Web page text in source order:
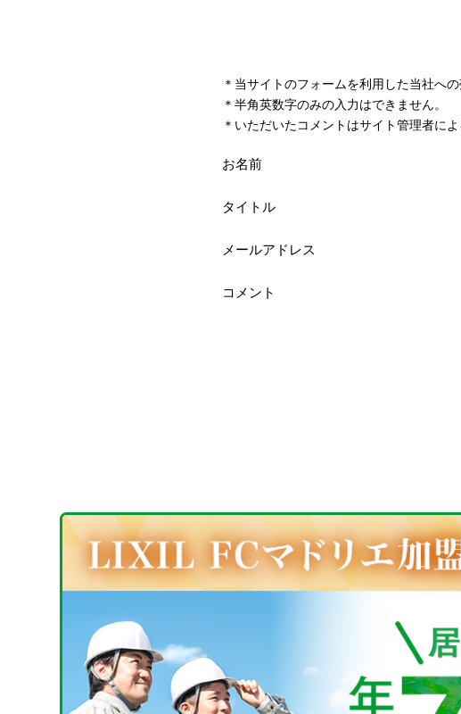
＊当サイトのフォームを利用した当社へ
＊半角英数字のみの入力はできません。
＊いただいたコメントはサイト管理者に
お名前
タイトル
メールアドレス
コメント